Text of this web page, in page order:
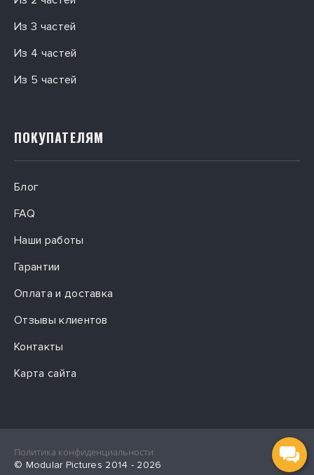
Из 3 частей
Из 4 частей
Из 5 частей
ПОКУПАТЕЛЯМ
Блог
FAQ
Наши работы
Гарантии
Оплата и доставка
Отзывы клиентов
Контакты
Карта сайта
© Modular Pictures 2014 - 2026
Политика конфиденциальности